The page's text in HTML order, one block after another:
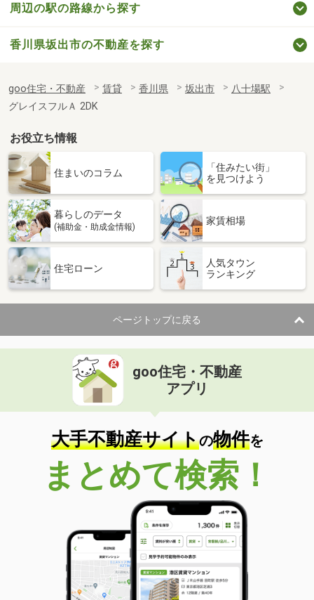
周辺の駅の路線から探す
香川県坂出市の不動産を探す
goo住宅・不動産 賃貸 香川県 坂出市
八十場駅
グレイスフルＡ 2DK
お役立ち情報
住まいのコラム
「住みたい街」
を見つけよう
暮らしのデータ
(補助金・助成金情報)
家賃相場
住宅ローン
人気タウン
ランキング
ページトップに戻る
goo住宅・不動産
アプリ
大手不動産サイトの物件を
まとめて検索！